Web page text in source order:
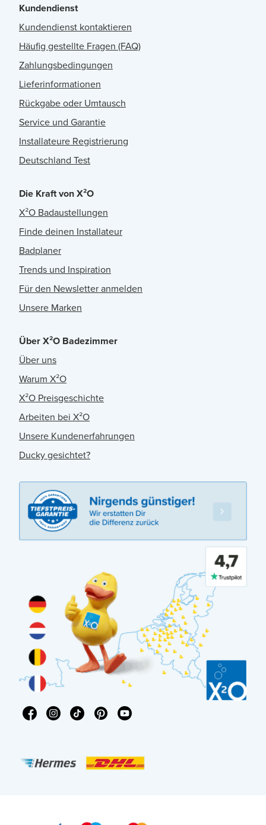
Kundendienst
Kundendienst kontaktieren
Häufig gestellte Fragen (FAQ)
Zahlungsbedingungen
Lieferinformationen
Rückgabe oder Umtausch
Service und Garantie
Installateure Registrierung
Deutschland Test
Die Kraft von X²O
X²O Badaustellungen
Finde deinen Installateur
Badplaner
Trends und Inspiration
Für den Newsletter anmelden
Unsere Marken
Über X²O Badezimmer
Über uns
Warum X²O
X²O Preisgeschichte
Arbeiten bei X²O
Unsere Kundenerfahrungen
Ducky gesichtet?